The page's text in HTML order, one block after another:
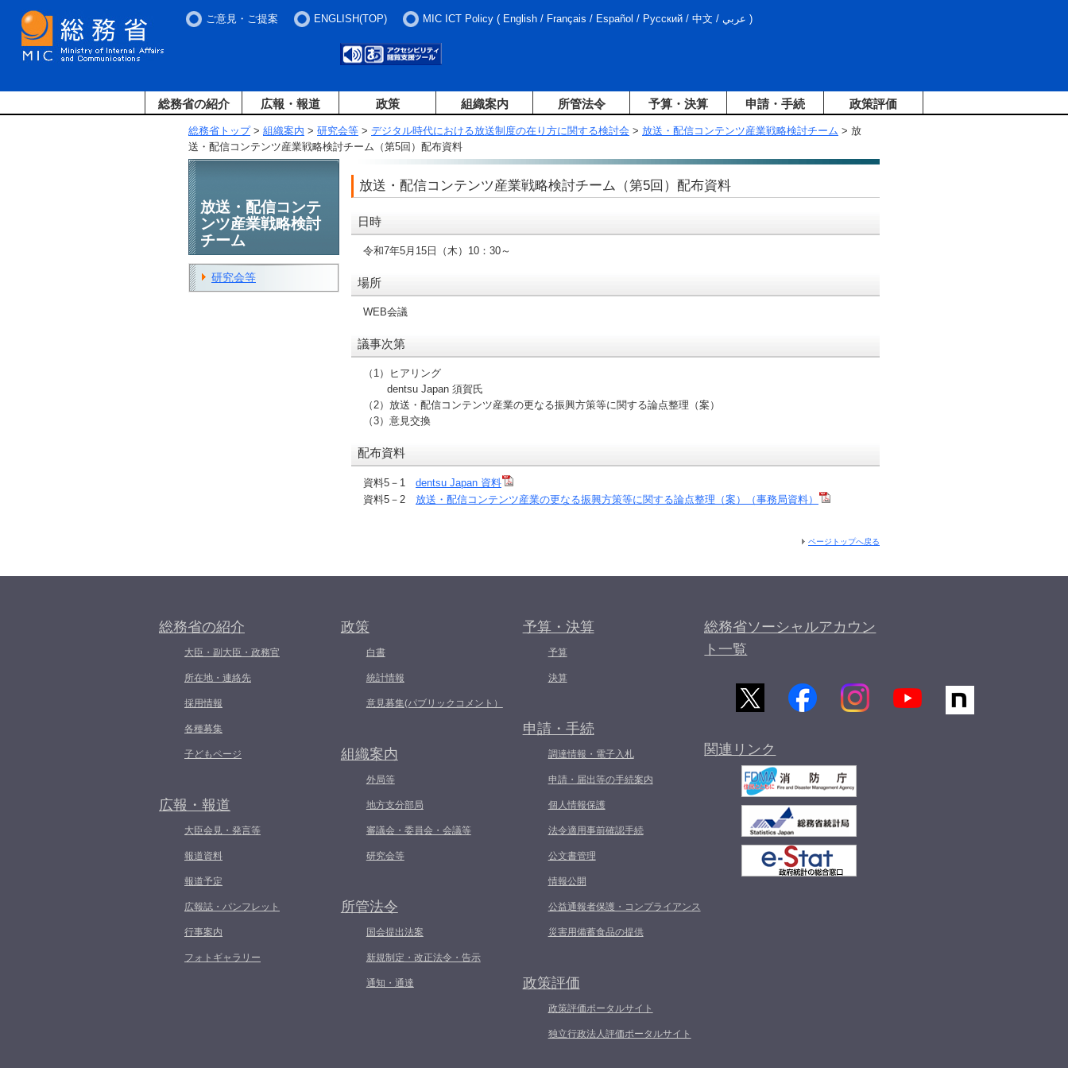
ご意見・ご提案 ENGLISH(TOP) MIC ICT Policy ( English / Français / Español / Русский / 中文 / عربي )
総務省の紹介 広報・報道 政策 組織案内 所管法令 予算・決算 申請・手続 政策評価
総務省トップ> 組織案内 > 研究会等 > デジタル時代における放送制度の在り方に関する検討会 > 放送・配信コンテンツ産業戦略検討チーム > 放
送・配信コンテンツ産業戦略検討チーム（第5回）配布資料
放送・配信コンテンツ産業戦略検討チーム（第5回）配布資料
日時
令和7年5月15日（木）10：30～
場所
WEB会議
議事次第
（1）ヒアリング
dentsu Japan 須賀氏
（2）放送・配信コンテンツ産業の更なる振興方策等に関する論点整理（案）
（3）意見交換
配布資料
資料5－1 dentsu Japan 資料
資料5－2 放送・配信コンテンツ産業の更なる振興方策等に関する論点整理（案）（事務局資料）
ページトップへ戻る
放送・配信コンテ
ンツ産業戦略検討
チーム
研究会等
総務省の紹介
大臣・副大臣・政務官
所在地・連絡先
採用情報
各種募集
子どもページ
広報・報道
大臣会見・発言等
報道資料
報道予定
広報誌・パンフレット
行事案内
フォトギャラリー
政策
白書
統計情報
意見募集(パブリックコメント）
組織案内
外局等
地方支分部局
審議会・委員会・会議等
研究会等
所管法令
国会提出法案
新規制定・改正法令・告示
通知・通達
予算・決算
予算
決算
申請・手続
調達情報・電子入札
申請・届出等の手続案内
個人情報保護
法令適用事前確認手続
公文書管理
情報公開
公益通報者保護・コンプライアンス
災害用備蓄食品の提供
政策評価
政策評価ポータルサイト
独立行政法人評価ポータルサイト
総務省ソーシャルアカウン
ト一覧
関連リンク